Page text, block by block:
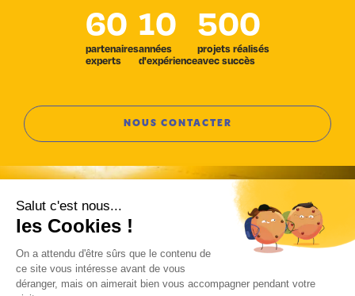
60
partenaires
experts
10
années
d'expérience
500
projets réalisés
avec succès
NOUS CONTACTER
Rénovation énergétique :